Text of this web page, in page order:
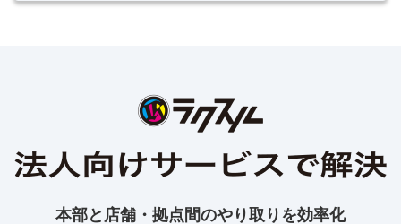
本部と店舗・拠点間のやり取りを効率化